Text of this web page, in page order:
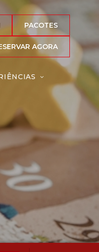
PACOTES
AGORA